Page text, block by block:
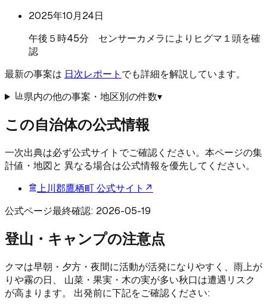
2025年10月24日
午後５時45分 センサーカメラによりヒグマ１頭を確
認
最新の事案は 日次レポート でも詳細を解説しています。
県内の他の事案・地区別の件数▾
この自治体の公式情報
一次出典は必ず公式サイトでご確認ください。本ページの集
計値・地図と 異なる場合は公式情報を優先してください。
上川郡鷹栖町公式サイト ↗
公式ページ最終確認: 2026-05-19
登山・キャンプの注意点
クマは早朝・夕方・夜間に活動が活発になりやすく、雨上が
りや霧の日、 山菜・果実・木の実が多い秋口は遭遇リスク
が高まります。 出発前に下記をご確認ください: